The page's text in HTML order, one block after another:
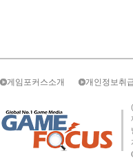
게임포커스소개 개인정보취